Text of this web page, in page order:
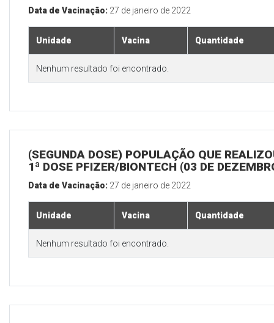
Data de Vacinação: 27 de janeiro de 2022
Unidade Vacina Quantidade
Nenhum resultado foi encontrado.
(SEGUNDA DOSE) POPULAÇÃO QUE
1ª DOSE PFIZER/BIONTECH (03 DE
Data de Vacinação: 27 de janeiro de 2022
Unidade Vacina Quantidade
Nenhum resultado foi encontrado.